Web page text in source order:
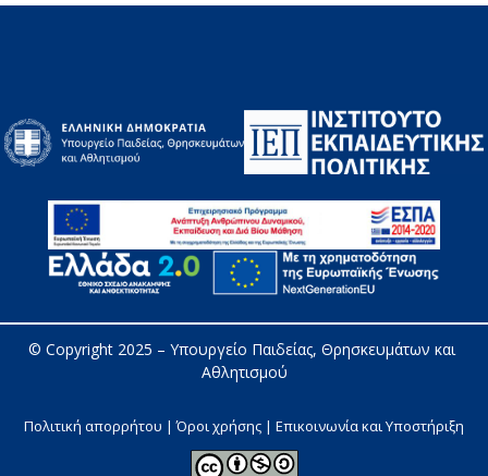
© Copyright 2025 – Υπουργείο Παιδείας, Θρησκευμάτων και
Αθλητισμού
Πολιτική απορρήτου | Όροι χρήσης | Επικοινωνία και Υποστήριξη